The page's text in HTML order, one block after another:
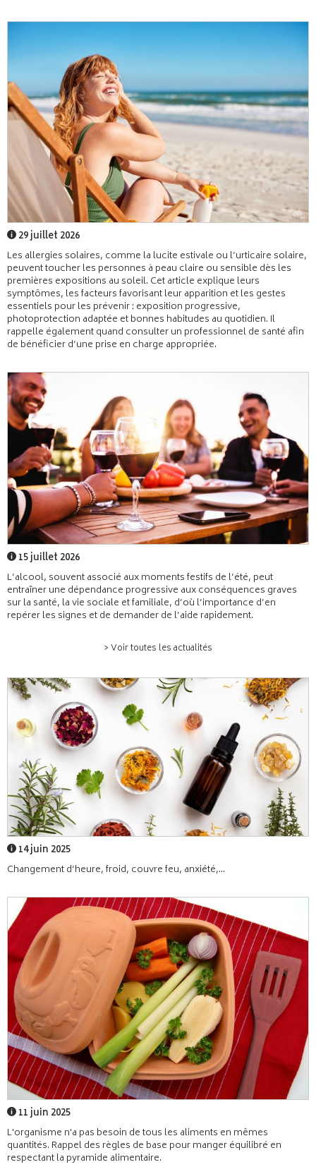
29 juillet 2026
Les allergies solaires, comme la lucite estivale ou l’urticaire solaire,
peuvent toucher les personnes à peau claire ou sensible dès les
premières expositions au soleil. Cet article explique leurs
symptômes, les facteurs favorisant leur apparition et les gestes
essentiels pour les prévenir : exposition progressive,
photoprotection adaptée et bonnes habitudes au quotidien. Il
rappelle également quand consulter un professionnel de santé afin
de bénéficier d’une prise en charge appropriée.
15 juillet 2026
L’alcool, souvent associé aux moments festifs de l’été, peut
entraîner une dépendance progressive aux conséquences graves
sur la santé, la vie sociale et familiale, d’où l’importance d’en
repérer les signes et de demander de l’aide rapidement.
> Voir toutes les actualités
14 juin 2025
Changement d’heure, froid, couvre feu, anxiété,...
11 juin 2025
L'organisme n'a pas besoin de tous les aliments en mêmes
quantités. Rappel des règles de base pour manger équilibré en
respectant la pyramide alimentaire.